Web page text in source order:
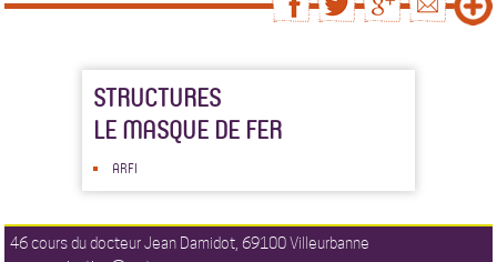
STRUCTURES
LE MASQUE DE FER
ARFI
46 cours du docteur Jean Damidot, 69100 Villeurbanne